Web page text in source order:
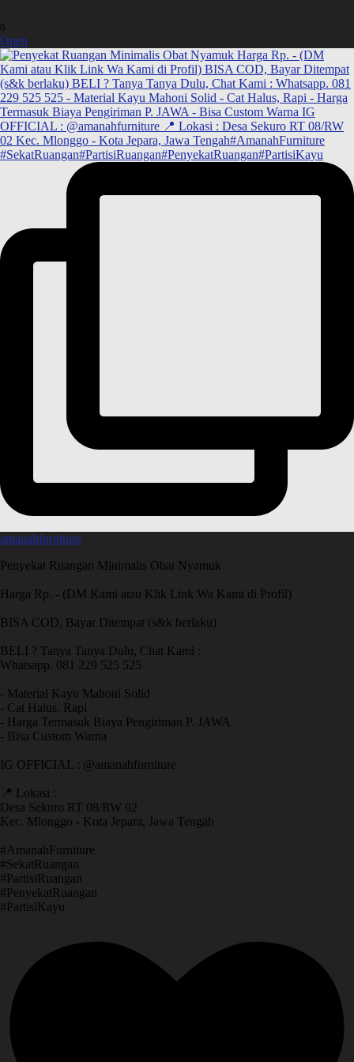
0
Open
amanahfurniture
Penyekat Ruangan Minimalis Obat Nyamuk
Harga Rp. - (DM Kami atau Klik Link Wa Kami di Profil)
BISA COD, Bayar Ditempat (s&k berlaku)
BELI ? Tanya Tanya Dulu, Chat Kami :
Whatsapp. 081 229 525 525
- Material Kayu Mahoni Solid
- Cat Halus, Rapi
- Harga Termasuk Biaya Pengiriman P. JAWA
- Bisa Custom Warna
IG OFFICIAL : @amanahfurniture
📍 Lokasi :
Desa Sekuro RT 08/RW 02
Kec. Mlonggo - Kota Jepara, Jawa Tengah
​#AmanahFurniture
​#SekatRuangan
​#PartisiRuangan
​#PenyekatRuangan
​#PartisiKayu